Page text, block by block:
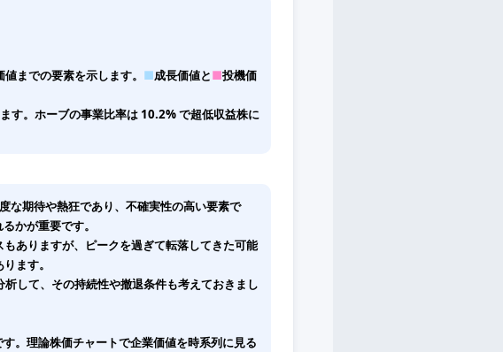
値までの要素を示します。 ■成長価値と■投機価
す。ホーブの事業比率は 10.2% で超低収益株に
な期待や熱狂であり、不確実性の高い要素で
かが重要です。
ありますが、ピークを過ぎて転落してきた可能
ます。
して、その持続性や撤退条件も考えておきまし
。理論株価チャートで企業価値を時系列に見る